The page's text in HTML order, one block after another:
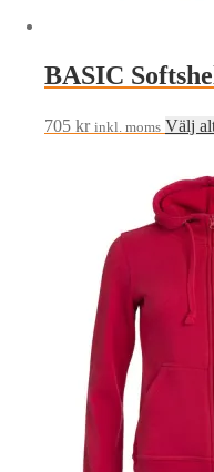
BASIC
705 kr inkl. moms Välj